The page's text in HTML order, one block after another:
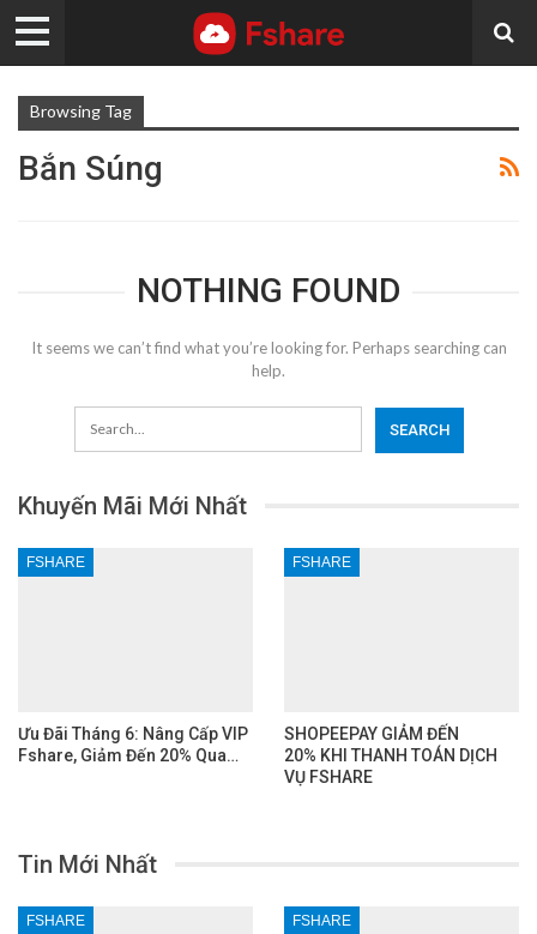
Browsing Tag
Bắn Súng
NOTHING FOUND
It seems we can’t find what you’re looking for. Perhaps searching can
help.
Khuyến Mãi Mới Nhất
FSHARE
Ưu Đãi Tháng 6: Nâng Cấp VIP
Fshare, Giảm Đến 20% Qua…
FSHARE
SHOPEEPAY GIẢM ĐẾN
20% KHI THANH TOÁN DỊCH
VỤ FSHARE
Tin Mới Nhất
FSHARE FSHARE